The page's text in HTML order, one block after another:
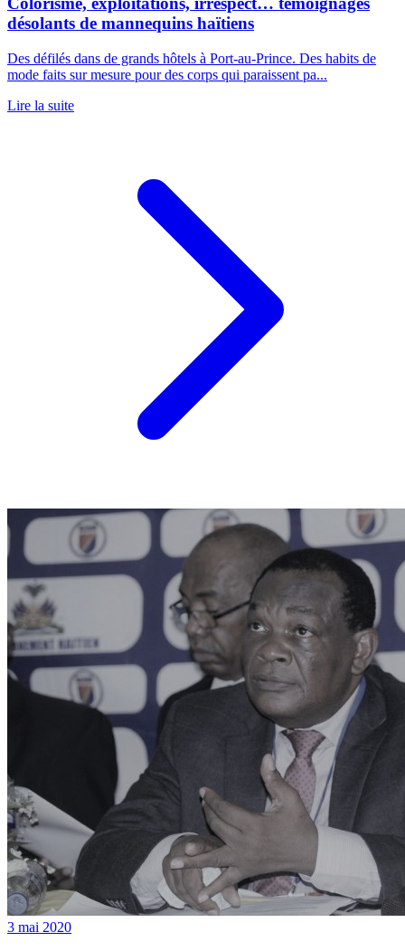
désolants de mannequins haïtiens
Des défilés dans de grands hôtels à Port-au-Prince. Des habits de
mode faits sur mesure pour des corps qui paraissent pa...
Lire la suite
3 mai 2020